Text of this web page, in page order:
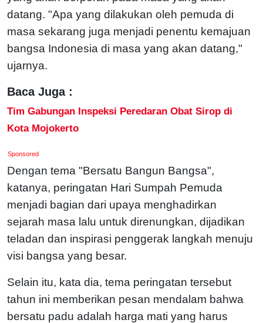
datang. "Apa yang dilakukan oleh pemuda di
masa sekarang juga menjadi penentu kemajuan
bangsa Indonesia di masa yang akan datang,"
ujarnya.
Baca Juga :
Tim Gabungan Inspeksi Peredaran Obat Sirop di
Kota Mojokerto
Sponsored
Dengan tema "Bersatu Bangun Bangsa",
katanya, peringatan Hari Sumpah Pemuda
menjadi bagian dari upaya menghadirkan
sejarah masa lalu untuk direnungkan, dijadikan
teladan dan inspirasi penggerak langkah menuju
visi bangsa yang besar.
Selain itu, kata dia, tema peringatan tersebut
tahun ini memberikan pesan mendalam bahwa
bersatu padu adalah harga mati yang harus